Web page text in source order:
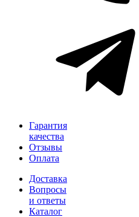
Гарантия
качества
Отзывы
Оплата
Доставка
Вопросы
и ответы
Каталог